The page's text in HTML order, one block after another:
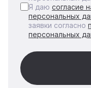
Я даю согласие
персональных
заявки согласно
персональных